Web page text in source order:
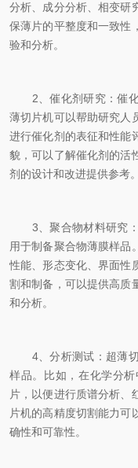
分析、成分分析、相变研
保薄片的平整度和一致性
验和分析。
2、催化剂研究：催化
薄切片机可以帮助研究人
进行催化剂的表征和性能
貌，可以了解催化剂的活
剂的设计和改进提供参考。
3、聚合物材料研究：
用于制备聚合物薄膜样品
性能、形态变化、界面性
割和制备，可以提供高质
和分析。
4、分析测试：超薄切
样品。比如，在化学分
片，以便进行质谱分析、
片机的高精度切割能力可
确性和可靠性。